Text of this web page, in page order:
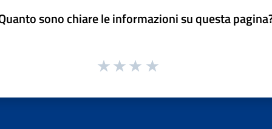
sono chiare le informazioni su questa